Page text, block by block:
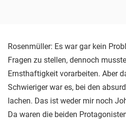
Rosenmüller: Es war gar kein
Fragen zu stellen, dennoch
Ernsthaftigkeit vorarbeiten. Aber
Schwieriger war es, bei den
lachen. Das ist weder mir noch
Da waren die beiden